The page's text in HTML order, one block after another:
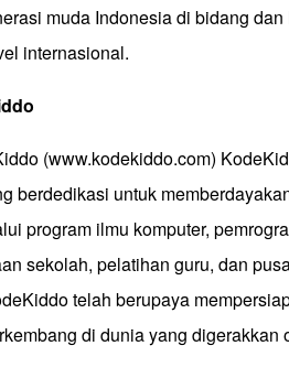
muda Indonesia di bidang
internasional.
(www.kodekiddo.com)
berdedikasi untuk
program ilmu komputer,
sekolah, pelatihan guru, dan
telah berupaya
di dunia yang digerakkan